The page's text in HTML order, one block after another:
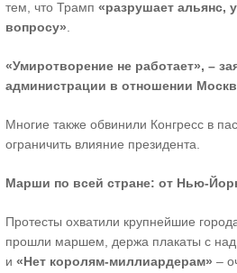
тем, что Трамп «разрушает альянс,
вопросу»
«Умиротворение не работает», –
администрации в отношении
Многие также обвинили Конгресс в
ограничить влияние президента.
Марши по всей стране: от Нью-
Протесты охватили крупнейшие
прошли маршем, держа плакаты с
и «Нет королям-миллиардерам» –